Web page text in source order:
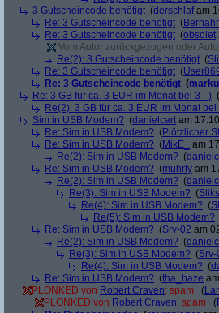
3 Gutscheincode benötigt (derschlafam
Re: 3 Gutscheincode benötigt (
Re: 3 Gutscheincode benötigt (obsolet
Vom Autor zurückgezogen oder
Re(2): 3 Gutscheincode benötigt (
Re: 3 Gutscheincode benötigt (
Re: 3 Gutscheincode benötigt (
Re: 3 GB für ca. 3 EUR im Monat bei 3 :-) (
Re(2): 3 GB für ca. 3 EUR im Monat bei
Sim in USB Modem? (danielcart am
Re: Sim in USB Modem? (Plötzlicher
Re: Sim in USB Modem? (MikE_
am
Re(2): Sim in USB Modem? (
Re: Sim in USB Modem? (muhrly am
Re(2): Sim in USB Modem? (
Re(3): Sim in USB Modem? (
Re(4): Sim in USB Modem? (
Re(5): Sim in USB Modem?
Re: Sim in USB Modem? (Srv-02 am
Re(2): Sim in USB Modem? (
Re(3): Sim in USB Modem? (Srv-
Re(4): Sim in USB Modem? (
Re: Sim in USB Modem? (tha_haze
PLONKED von Robert Craven: spam (
PLONKED von Robert Craven: spam (